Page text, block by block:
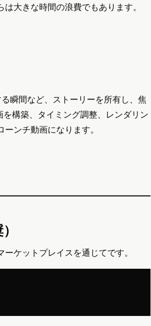
大きな時間の浪費でもあります。
瞬間など、ストーリーを所有し、焦
構築、タイミング調整、レンダリン
ンチ動画になります。
ケットプレイスを通じてです。